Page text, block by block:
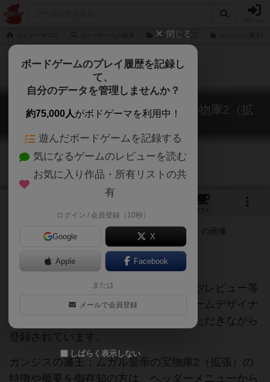
ガンジスの藩王
ガンジスの藩王：ムガル皇帝の宝物庫2（拡
Rajas of the Ganges: Goodie Box 2
カフェ
ご協力ください
当サイトに掲載されている作品説明文やレビュー等
の情報は、ボドゲーマ運営事務局・ゲームデザイナ
ーご本人様・有志の皆様にご協力をいただきながら
登録されています。
ガンジスの藩王：ムガル皇帝の宝物庫2（拡張）の
特徴や概要を御存知の方は、ヘッダーメニューから
閉じる
ボードゲームのプレイ履歴を記録し
て、
自分のデータを管理しませんか？
約75,000人がボドゲーマを利用中！
遊んだボードゲームを記録する
気になるゲームのレビューを読む
お気に入り作品・所有リストの共
有
ログイン / 会員登録（10秒）
Google X
Apple Facebook
または
メールで会員登録
しばらく表示しない